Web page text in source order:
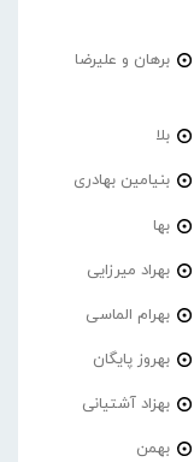
برهان و علیرضا
بلا
بنیامین بهادری
بها
بهراد میرزایی
بهرام الماسی
بهروز پایگان
بهزاد آشتیانی
بهمن